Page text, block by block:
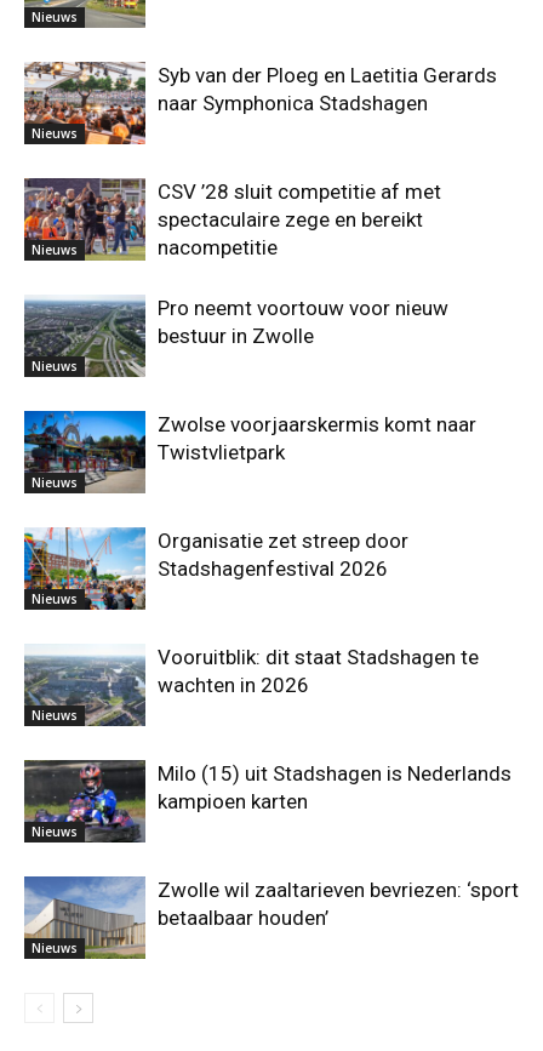
Nieuws
Nieuws
Syb van der Ploeg en Laetitia Gerards
naar Symphonica Stadshagen
Nieuws
CSV ’28 sluit competitie af met
spectaculaire zege en bereikt
nacompetitie
Nieuws
Pro neemt voortouw voor nieuw
bestuur in Zwolle
Nieuws
Zwolse voorjaarskermis komt naar
Twistvlietpark
Nieuws
Organisatie zet streep door
Stadshagenfestival 2026
Nieuws
Vooruitblik: dit staat Stadshagen te
wachten in 2026
Nieuws
Milo (15) uit Stadshagen is Nederlands
kampioen karten
Nieuws
Zwolle wil zaaltarieven bevriezen: ‘sport
betaalbaar houden’